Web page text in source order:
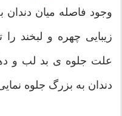
وجود فاصله میان دندان
زیبایی چهره و لبخند
علت جلوه ی بد لب و
دندان به بزرگ جلوه